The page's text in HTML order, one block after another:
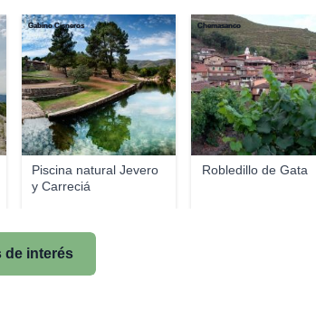
Piscina natural Jevero
y Carreciá
Gabino Cisneros
Robledillo de Gata
Chemasanco
de interés